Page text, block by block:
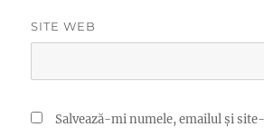
SITE WEB
Salvează-mi numele, emailul și